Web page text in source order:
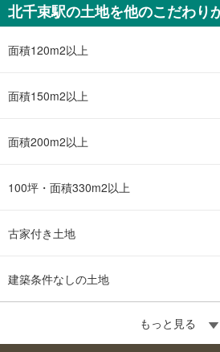
北千束駅の土地を他のこだわり
面積120m2以上
面積150m2以上
面積200m2以上
100坪・面積330m2以上
古家付き土地
建築条件なしの土地
もっと見る